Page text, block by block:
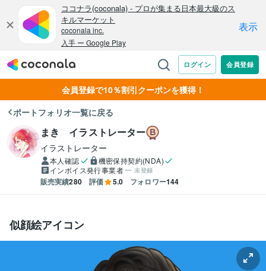
会員登録で10％割引クーポンを獲得！
ポートフォリオ一覧に戻る
まき イラストレーター
イラストレーター
本人確認
機密保持契約(NDA)
インボイス発行事業者
未登録
販売実績280 評価 5.0 フォロワー144
似顔絵アイコン